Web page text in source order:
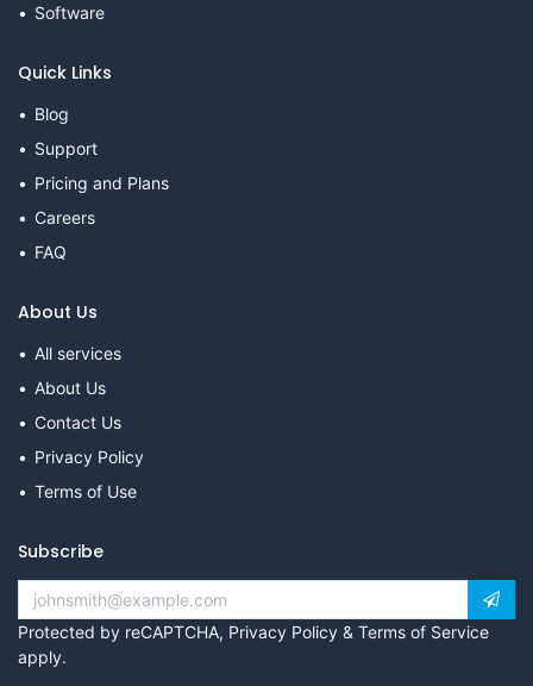
Software
Quick Links
Blog
Support
Pricing and Plans
Careers
FAQ
About Us
All services
About Us
Contact Us
Privacy Policy
Terms of Use
Subscribe
Protected by reCAPTCHA, Privacy Policy & Terms of Service
apply.